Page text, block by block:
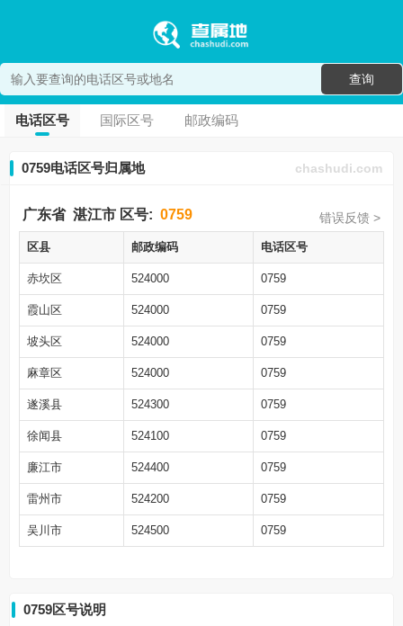
查询
电话区号 国际区号 邮政编码
0759电话区号归属地 chashudi.com
广东省 湛江市 区号: 0759 错误反馈 >
区县 邮政编码 电话区号
赤坎区 524000 0759
霞山区 524000 0759
坡头区 524000 0759
麻章区 524000 0759
遂溪县 524300 0759
徐闻县 524100 0759
廉江市 524400 0759
雷州市 524200 0759
吴川市 524500 0759
0759区号说明